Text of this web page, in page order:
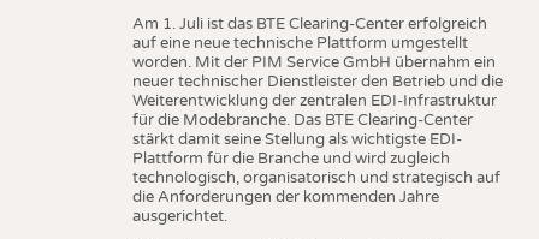
Am 1. Juli ist das BTE Clearing-Center erfolgreich
auf eine neue technische Plattform umgestellt
worden. Mit der PIM Service GmbH übernahm ein
neuer technischer Dienstleister den Betrieb und die
Weiterentwicklung der zentralen EDI-Infrastruktur
für die Modebranche. Das BTE Clearing-Center
stärkt damit seine Stellung als wichtigste EDI-
Plattform für die Branche und wird zugleich
technologisch, organisatorisch und strategisch auf
die Anforderungen der kommenden Jahre
ausgerichtet.